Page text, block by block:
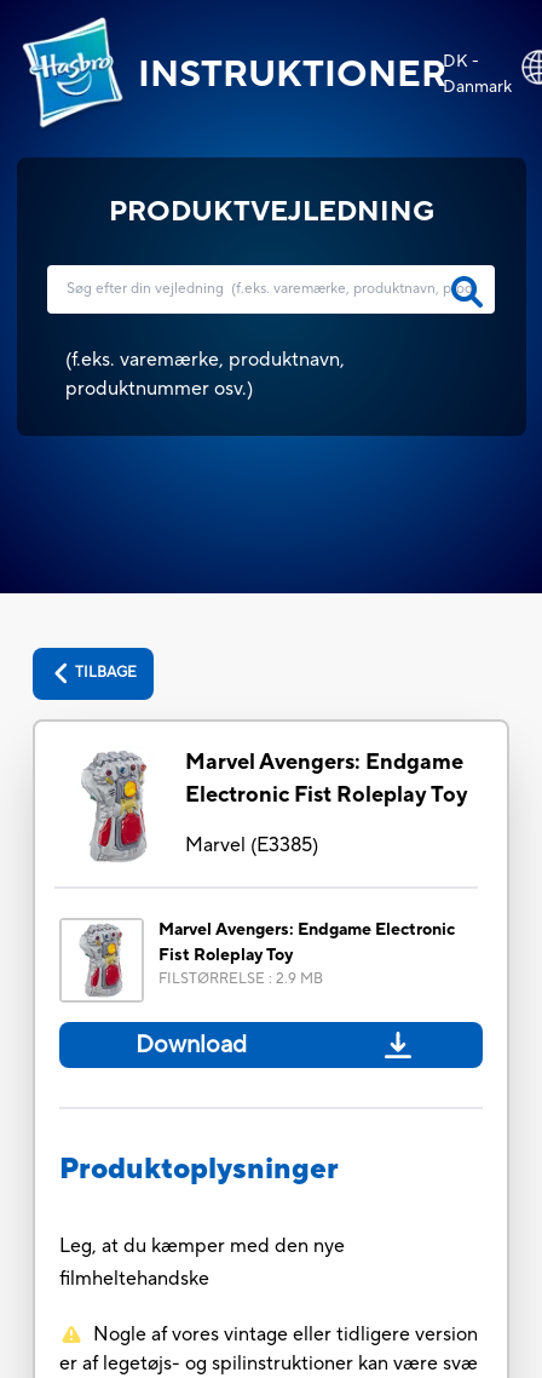
INSTRUKTIONERDK -
Danmark
PRODUKTVEJLEDNING
(f.eks. varemærke, produktnavn,
produktnummer osv.)
TILBAGE
Marvel Avengers: Endgame
Electronic Fist Roleplay Toy
Marvel (E3385)
Marvel Avengers: Endgame Electronic
Fist Roleplay Toy
FILSTØRRELSE : 2.9 MB
Download
Produktoplysninger
Leg, at du kæmper med den nye
filmheltehandske
Nogle af vores vintage eller tidligere version
er af legetøjs- og spilinstruktioner kan være svæ